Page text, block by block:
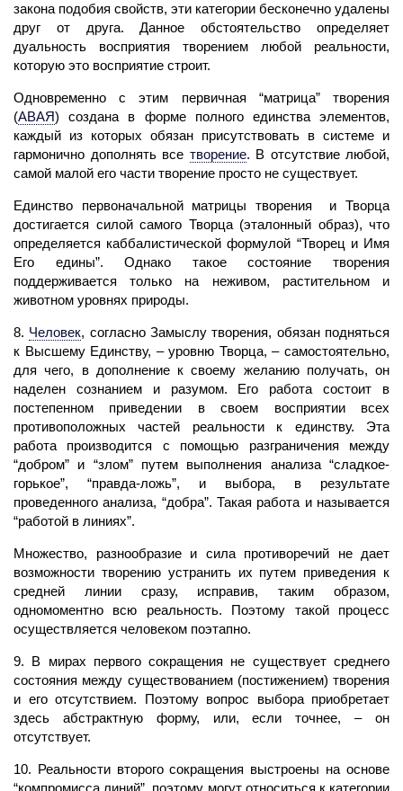
закона подобия свойств, эти категории бесконечно удалены
друг от друга. Данное обстоятельство определяет
дуальность восприятия творением любой реальности,
которую это восприятие строит.
Одновременно с этим первичная “матрица” творения
(АВАЯ) создана в форме полного единства элементов,
каждый из которых обязан присутствовать в системе и
гармонично дополнять все творение. В отсутствие любой,
самой малой его части творение просто не существует.
Единство первоначальной матрицы творения и Творца
достигается силой самого Творца (эталонный образ), что
определяется каббалистической формулой “Творец и Имя
Его едины”. Однако такое состояние творения
поддерживается только на неживом, растительном и
животном уровнях природы.
8. Человек, согласно Замыслу творения, обязан подняться
к Высшему Единству, – уровню Творца, – самостоятельно,
для чего, в дополнение к своему желанию получать, он
наделен сознанием и разумом. Его работа состоит в
постепенном приведении в своем восприятии всех
противоположных частей реальности к единству. Эта
работа производится с помощью разграничения между
“добром” и “злом” путем выполнения анализа “сладкое-
горькое”, “правда-ложь”, и выбора, в результате
проведенного анализа, “добра”. Такая работа и называется
“работой в линиях”.
Множество, разнообразие и сила противоречий не дает
возможности творению устранить их путем приведения к
средней линии сразу, исправив, таким образом,
одномоментно всю реальность. Поэтому такой процесс
осуществляется человеком поэтапно.
9. В мирах первого сокращения не существует среднего
состояния между существованием (постижением) творения
и его отсутствием. Поэтому вопрос выбора приобретает
здесь абстрактную форму, или, если точнее, – он
отсутствует.
10. Реальности второго сокращения выстроены на основе
“компромисса линий”, поэтому могут относиться к категории